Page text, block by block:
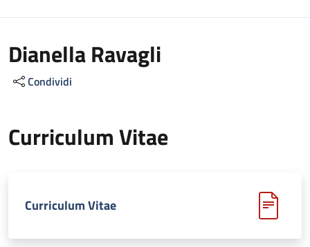
Dianella Ravagli
Condividi
Curriculum Vitae
Curriculum Vitae